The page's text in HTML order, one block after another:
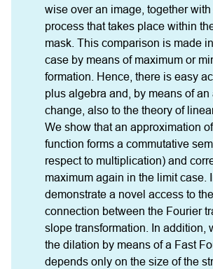
wise over an image, together
process that takes place within
mask. This comparison is made
case by means of maximum or
formation. Hence, there is easy
plus algebra and, by means of an
change, also to the theory of
We show that an approximation
function forms a commutative
respect to multiplication) and
maximum again in the limit case.
demonstrate a novel access to
connection between the Fourier
slope transformation. In addition,
the dilation by means of a Fast
depends only on the size of the